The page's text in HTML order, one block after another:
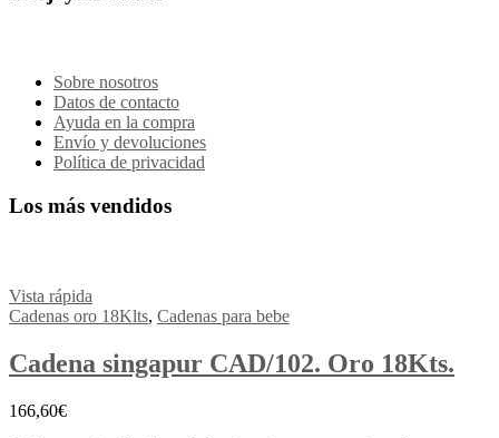
Sobre nosotros
Datos de contacto
Ayuda en la compra
Envío y devoluciones
Política de privacidad
Los más vendidos
Vista rápida
Cadenas oro 18Klts, Cadenas para bebe
Cadena singapur CAD/102. Oro 18Kts.
166,60€